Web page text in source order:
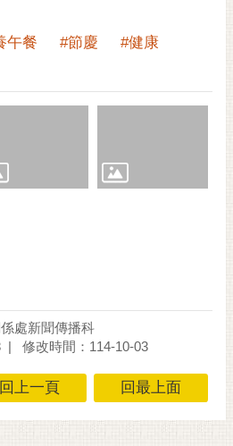
午餐 #節慶 #健康
處新聞傳播科
修改時間：114-10-03
回上一頁 回最上面